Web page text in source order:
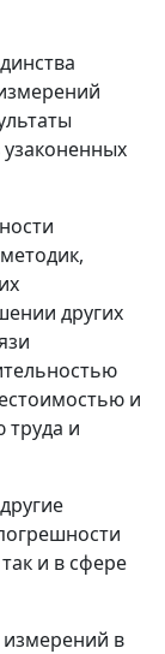
других
и
труда и
и в сфере
в